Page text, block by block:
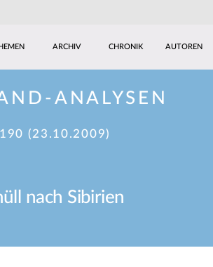
ARCHIV CHRONIK AUTOREN
ANALYSEN
(23.10.2009)
nach Sibirien